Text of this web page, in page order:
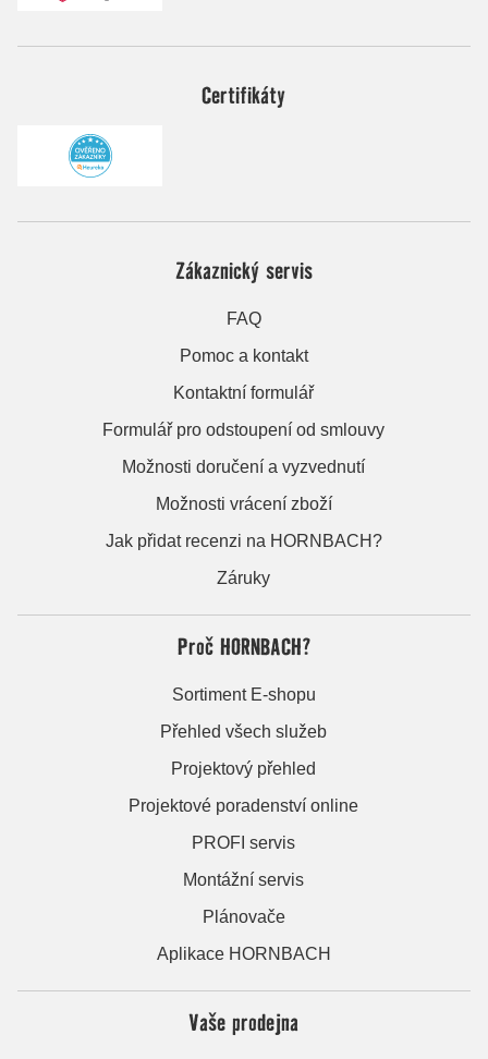
Certifikáty
Zákaznický servis
FAQ
Pomoc a kontakt
Kontaktní formulář
Formulář pro odstoupení od smlouvy
Možnosti doručení a vyzvednutí
Možnosti vrácení zboží
Jak přidat recenzi na HORNBACH?
Záruky
Proč HORNBACH?
Sortiment E-shopu
Přehled všech služeb
Projektový přehled
Projektové poradenství online
PROFI servis
Montážní servis
Plánovače
Aplikace HORNBACH
Vaše prodejna